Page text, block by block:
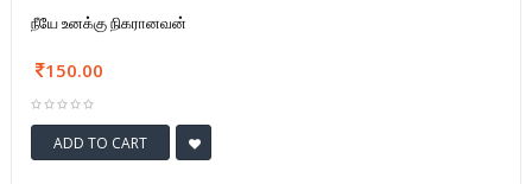
நீயே உனக்கு நிகரானவன்
150.00
ADD TO CART